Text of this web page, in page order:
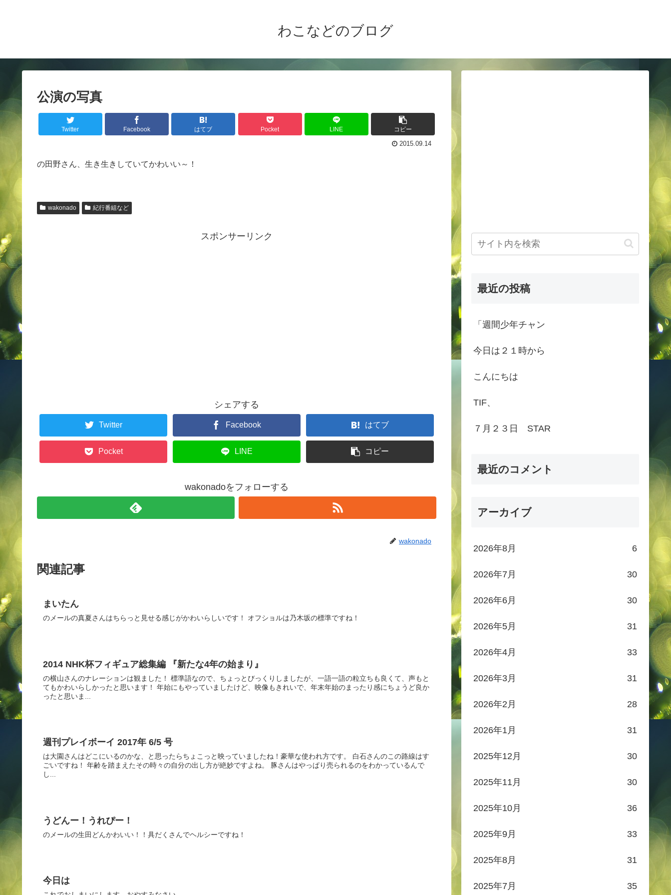
わこなどのブログ
公演の写真
Twitter Facebook はてブ Pocket LINE コピー
2015.09.14
の田野さん、生き生きしていてかわいい～！
wakonado 紀行番組など
スポンサーリンク
シェアする
Twitter Facebook はてブ
Pocket LINE コピー
wakonadoをフォローする
wakonado
関連記事
まいたん
のメールの真夏さんはちらっと見せる感じがかわいらしいです！ オフショルは乃木坂の標準ですね！
2014 NHK杯フィギュア総集編 『新たな4年の始まり』
の横山さんのナレーションは観ました！ 標準語なので、ちょっとびっくりしましたが、一語一語の粒立ちも良くて、声もと
てもかわいらしかったと思います！ 年始にもやっていましたけど、映像もきれいで、年末年始のまったり感にちょうど良か
ったと思いま...
週刊プレイボーイ 2017年 6/5 号
は大園さんはどこにいるのかな、と思ったらちょこっと映っていましたね！豪華な使われ方です。 白石さんのこの路線はす
ごいですね！ 年齢を踏まえたその時々の自分の出し方が絶妙ですよね。 豚さんはやっぱり売られるのをわかっているんで
し...
うどんー！うれぴー！
のメールの生田どんかわいい！！具だくさんでヘルシーですね！
今日は
最近の投稿
「週間少年チャン
今日は２１時から
こんにちは
TIF、
７月２３日 STAR
最近のコメント
アーカイブ
2026年8月 6
2026年7月 30
2026年6月 30
2026年5月 31
2026年4月 33
2026年3月 31
2026年2月 28
2026年1月 31
2025年12月 30
2025年11月 30
2025年10月 36
2025年9月 33
2025年8月 31
2025年7月 35